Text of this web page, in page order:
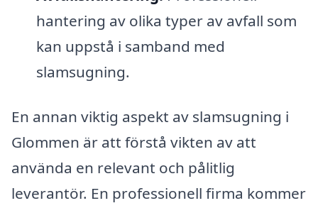
hantering av olika typer av avfall som
kan uppstå i samband med
slamsugning.
En annan viktig aspekt av slamsugning i
Glommen är att förstå vikten av att
använda en relevant och pålitlig
leverantör. En professionell firma kommer